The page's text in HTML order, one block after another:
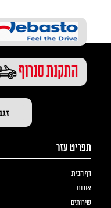
תפריט עזר
דף הבית
אודות
שירותים